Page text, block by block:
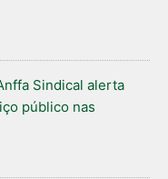
Sindical alerta
público nas